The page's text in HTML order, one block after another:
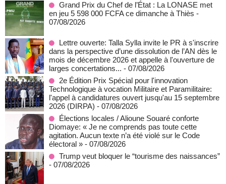
Grand Prix du Chef de l’État : La LONASE met
en jeu 5 598 000 FCFA ce dimanche à Thiès -
07/08/2026
Lettre ouverte: Talla Sylla invite le PR à s'inscrire
dans la perspective d’une dissolution de l’AN dès le
mois de décembre 2026 et appelle à l'ouverture de
larges concertations... - 07/08/2026
2e Édition Prix Spécial pour l'innovation
Technologique à vocation Militaire et Paramilitaire:
l'appel à candidatures ouvert jusqu'au 15 septembre
2026 (DIRPA) - 07/08/2026
Élections locales / Alioune Souaré conforte
Diomaye: « Je ne comprends pas toute cette
agitation. Aucun texte n’a été violé sur le Code
électoral » - 07/08/2026
Trump veut bloquer le “tourisme des naissances”
- 07/08/2026